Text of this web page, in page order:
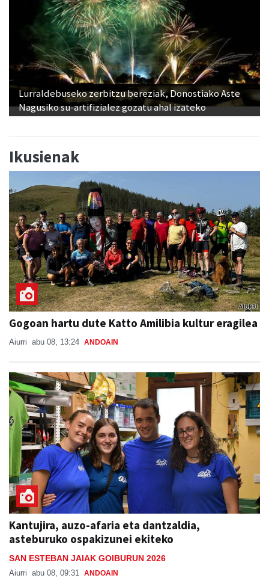
Lurraldebuseko zerbitzu bereziak, Donostiako Aste
Nagusiko su-artifizialez gozatu ahal izateko
Ikusienak
Gogoan hartu dute Katto Amilibia kultur eragilea
Aiurri abu 08, 13:24 ANDOAIN
Kantujira, auzo-afaria eta dantzaldia,
asteburuko ospakizunei ekiteko
SAN ESTEBAN JAIAK GOIBURUN 2026
Aiurri abu 08, 09:31 ANDOAIN